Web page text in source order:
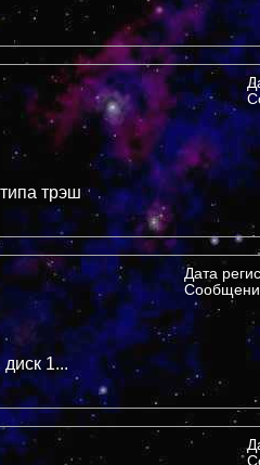
трэш
Дата
1...